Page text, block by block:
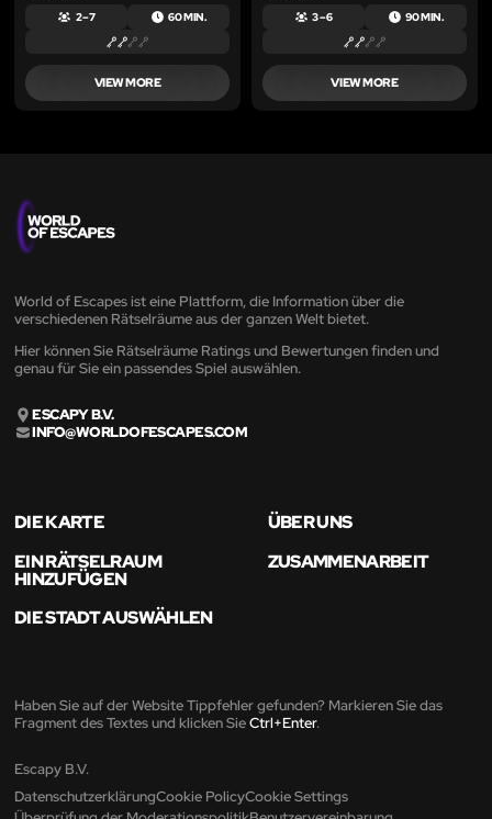
2 – 7 60 MIN.
VIEW MORE
3 – 6 90 MIN.
VIEW MORE
World of Escapes ist eine Plattform, die Information über die
verschiedenen Rätselräume aus der ganzen Welt bietet.
Hier können Sie Rätselräume Ratings und Bewertungen finden und
genau für Sie ein passendes Spiel auswählen.
ESCAPY B.V.
INFO@WORLDOFESCAPES.COM
DIE KARTE
ÜBER UNS
EIN RÄTSELRAUM
HINZUFÜGEN
ZUSAMMENARBEIT
DIE STADT AUSWÄHLEN
Haben Sie auf der Website Tippfehler gefunden? Markieren Sie das
Fragment des Textes und klicken SieCtrl+Enter.
Escapy B.V.
DatenschutzerklärungCookie PolicyCookie Settings